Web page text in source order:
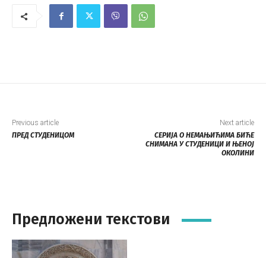
Previous article
ПРЕД СТУДЕНИЦОМ
Next article
СЕРИЈА О НЕМАЊИЋИМА БИЋЕ
СНИМАНА У СТУДЕНИЦИ И ЊЕНОЈ
ОКОЛИНИ
Предложени текстови